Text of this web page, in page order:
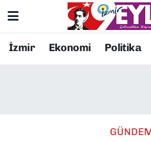
İzmir Ekonomi Politika
Resmi İlanlar
Konak Nöbetçi Eczaneler
Süper Lig Puan Durumu